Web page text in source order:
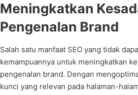
Meningkatkan
Pengenalan Brand
Salah satu manfaat SEO yang tidak
kemampuannya untuk meningkatkan
pengenalan brand. Dengan
kunci yang relevan pada halaman-